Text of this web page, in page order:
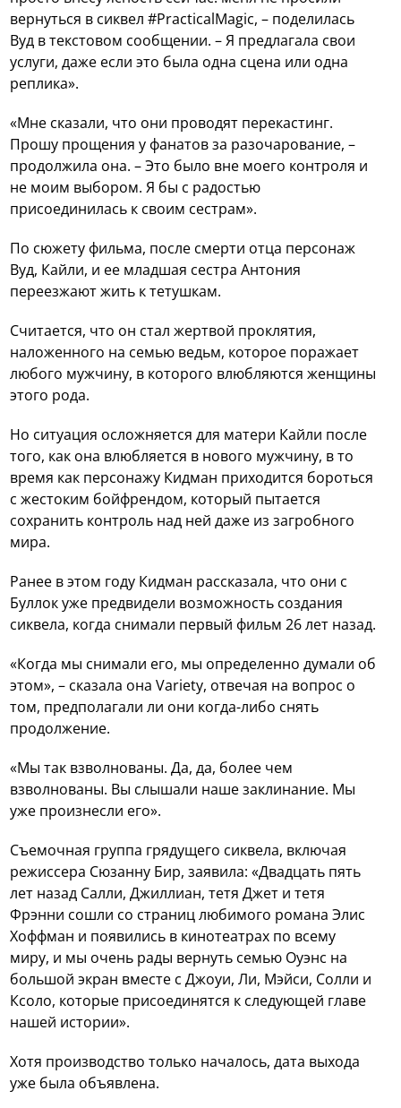
вернуться в сиквел #PracticalMagic, – поделилась
Вуд в текстовом сообщении. – Я предлагала свои
услуги, даже если это была одна сцена или одна
реплика».
«Мне сказали, что они проводят перекастинг.
Прошу прощения у фанатов за разочарование, –
продолжила она. – Это было вне моего контроля и
не моим выбором. Я бы с радостью
присоединилась к своим сестрам».
По сюжету фильма, после смерти отца персонаж
Вуд, Кайли, и ее младшая сестра Антония
переезжают жить к тетушкам.
Считается, что он стал жертвой проклятия,
наложенного на семью ведьм, которое поражает
любого мужчину, в которого влюбляются женщины
этого рода.
Но ситуация осложняется для матери Кайли после
того, как она влюбляется в нового мужчину, в то
время как персонажу Кидман приходится бороться
с жестоким бойфрендом, который пытается
сохранить контроль над ней даже из загробного
мира.
Ранее в этом году Кидман рассказала, что они с
Буллок уже предвидели возможность создания
сиквела, когда снимали первый фильм 26 лет назад.
«Когда мы снимали его, мы определенно думали об
этом», – сказала она Variety, отвечая на вопрос о
том, предполагали ли они когда-либо снять
продолжение.
«Мы так взволнованы. Да, да, более чем
взволнованы. Вы слышали наше заклинание. Мы
уже произнесли его».
Съемочная группа грядущего сиквела, включая
режиссера Сюзанну Бир, заявила: «Двадцать пять
лет назад Салли, Джиллиан, тетя Джет и тетя
Фрэнни сошли со страниц любимого романа Элис
Хоффман и появились в кинотеатрах по всему
миру, и мы очень рады вернуть семью Оуэнс на
большой экран вместе с Джоуи, Ли, Мэйси, Солли и
Ксоло, которые присоединятся к следующей главе
нашей истории».
Хотя производство только началось, дата выхода
уже была объявлена.